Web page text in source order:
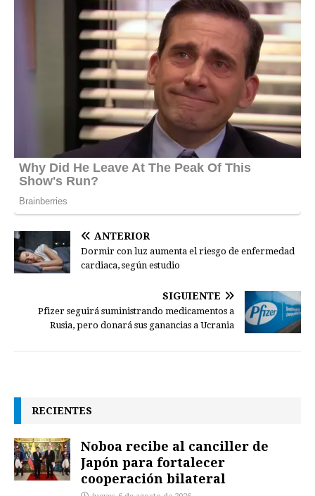
ANTERIOR
Dormir con luz aumenta el riesgo de enfermedad
cardiaca, según estudio
SIGUIENTE
Pfizer seguirá suministrando medicamentos a
Rusia, pero donará sus ganancias a Ucrania
RECIENTES
Noboa recibe al canciller de
Japón para fortalecer
cooperación bilateral